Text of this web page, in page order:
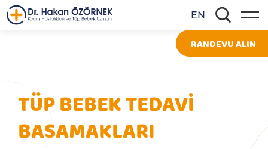
EN
RANDEVU ALIN
TÜP BEBEK TEDAVİ
BASAMAKLARI